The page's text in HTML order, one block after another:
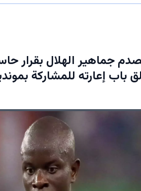
جماهير الهلال بقرار
باب إعارته للمشاركة